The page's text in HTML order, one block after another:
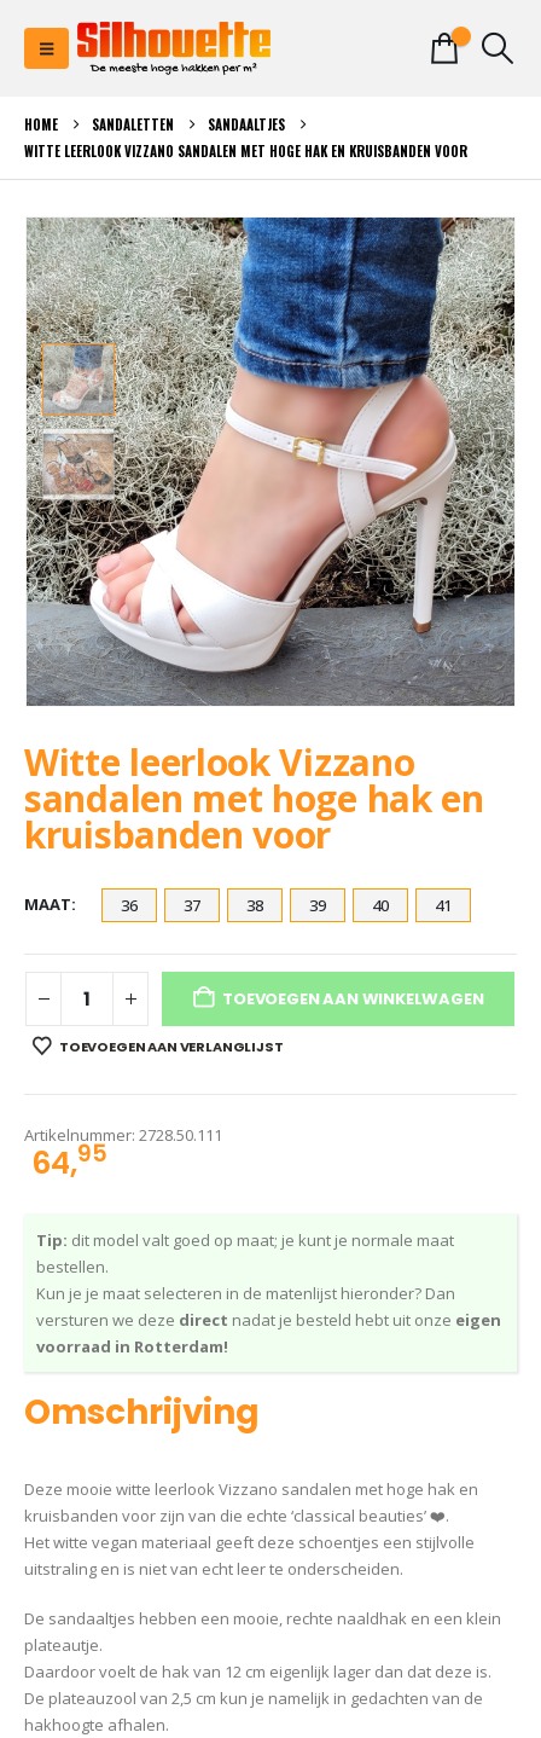
HOME SANDALETTEN
SANDAALTJES
WITTE LEERLOOK VIZZANO SANDALEN MET HOGE HAK EN KRUISBANDEN VOOR
Witte leerlook Vizzano
sandalen met hoge hak en
kruisbanden voor
MAAT 36 37 38 39 40 41
TOEVOEGEN AAN WINKELWAGEN
TOEVOEGEN AAN VERLANGLIJST
Artikelnummer: 2728.50.111
64,95
Tip: dit model valt goed op maat; je kunt je normale maat
bestellen.
Kun je je maat selecteren in de matenlijst hieronder? Dan
versturen we deze direct nadat je besteld hebt uit onze eigen
voorraad in Rotterdam!
Omschrijving
Deze mooie witte leerlook Vizzano sandalen met hoge hak en
kruisbanden voor zijn van die echte ‘classical beauties’ ❤️.
Het witte vegan materiaal geeft deze schoentjes een stijlvolle
uitstraling en is niet van echt leer te onderscheiden.
De sandaaltjes hebben een mooie, rechte naaldhak en een klein
plateautje.
Daardoor voelt de hak van 12 cm eigenlijk lager dan dat deze is.
De plateauzool van 2,5 cm kun je namelijk in gedachten van de
hakhoogte afhalen.